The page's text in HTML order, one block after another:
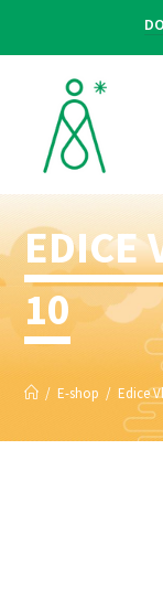
EDICE
10
/ E-shop / Edice